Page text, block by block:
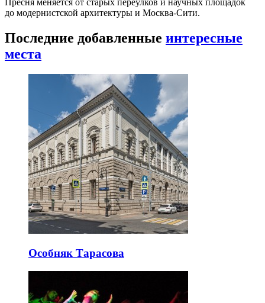
до модернистской архитектуры и Москва-Сити.
Последние добавленные интересные
места
Особняк Тарасова